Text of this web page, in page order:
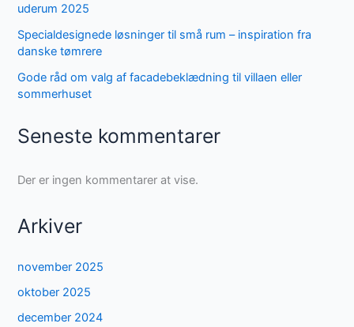
uderum 2025
Specialdesignede løsninger til små rum – inspiration fra
danske tømrere
Gode råd om valg af facadebeklædning til villaen eller
sommerhuset
Seneste kommentarer
Der er ingen kommentarer at vise.
Arkiver
november 2025
oktober 2025
december 2024